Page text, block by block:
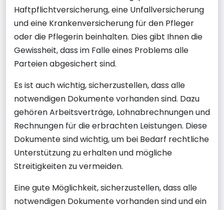
Haftpflichtversicherung, eine Unfallversicherung
und eine Krankenversicherung für den Pfleger
oder die Pflegerin beinhalten. Dies gibt Ihnen die
Gewissheit, dass im Falle eines Problems alle
Parteien abgesichert sind.
Es ist auch wichtig, sicherzustellen, dass alle
notwendigen Dokumente vorhanden sind. Dazu
gehören Arbeitsverträge, Lohnabrechnungen und
Rechnungen für die erbrachten Leistungen. Diese
Dokumente sind wichtig, um bei Bedarf rechtliche
Unterstützung zu erhalten und mögliche
Streitigkeiten zu vermeiden.
Eine gute Möglichkeit, sicherzustellen, dass alle
notwendigen Dokumente vorhanden sind und ein